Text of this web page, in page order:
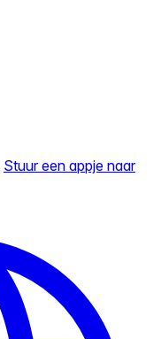
Stuur een appje naar